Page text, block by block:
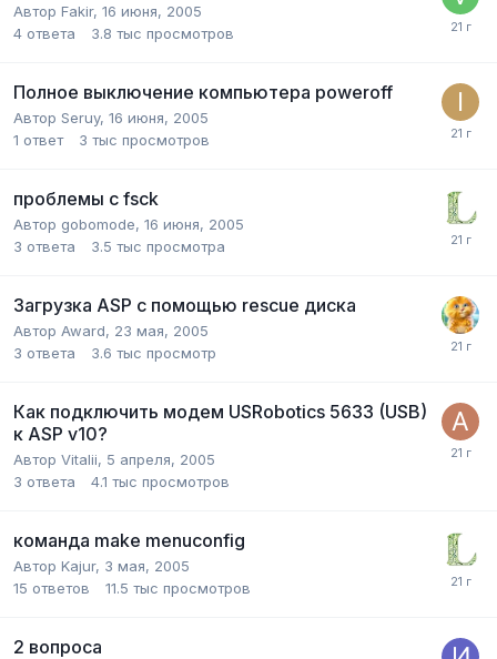
Автор Fakir, 16 июня, 2005
4 ответа 3.8 тыс просмотров
Полное выключение компьютера poweroff
Автор Seruy, 16 июня, 2005
1 ответ 3 тыс просмотров
проблемы с fsck
Автор gobomode, 16 июня, 2005
3 ответа 3.5 тыс просмотра
Загрузка ASP с помощью rescue диска
Автор Award, 23 мая, 2005
3 ответа 3.6 тыс просмотр
Как подключить модем USRobotics 5633 (USB)
к ASP v10?
Автор Vitalii, 5 апреля, 2005
3 ответа 4.1 тыс просмотров
команда make menuconfig
Автор Kajur, 3 мая, 2005
15 ответов 11.5 тыс просмотров
2 вопроса